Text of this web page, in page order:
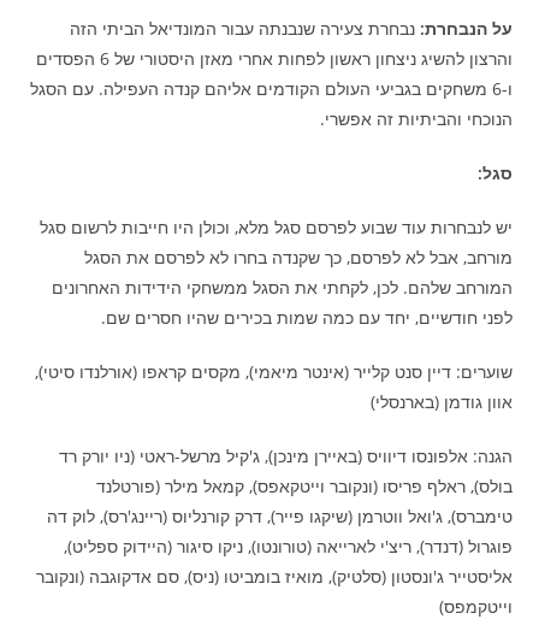
על הנבחרת: נבחרת צעירה שנבנתה עבור המונדיאל הביתי הזה
והרצון להשיג ניצחון ראשון לפחות אחרי מאזן היסטורי של 6 הפסדים
ו-6 משחקים בגביעי העולם הקודמים אליהם קנדה העפילה. עם הסגל
הנוכחי והביתיות זה אפשרי.
סגל:
יש לנבחרות עוד שבוע לפרסם סגל מלא, וכולן היו חייבות לרשום סגל
מורחב, אבל לא לפרסם, כך שקנדה בחרו לא לפרסם את הסגל
המורחב שלהם. לכן, לקחתי את הסגל ממשחקי הידידות האחרונים
לפני חודשיים, יחד עם כמה שמות בכירים שהיו חסרים שם.
שוערים: דיין סנט קלייר (אינטר מיאמי), מקסים קראפו (אורלנדו סיטי),
אוון גודמן (בארנסלי)
הגנה: אלפונסו דיוויס (באיירן מינכן), ג'קיל מרשל-ראטי (ניו יורק רד
בולס), ראלף פריסו (ונקובר וייטקאפס), קמאל מילר (פורטלנד
טימברס), ג'ואל ווטרמן (שיקגו פייר), דרק קורנליוס (ריינג'רס), לוק דה
פוגרול (דנדר), ריצ'י לארייאה (טורונטו), ניקו סיגור (היידוק ספליט),
אליסטייר ג'ונסטון (סלטיק), מואיז בומביטו (ניס), סם אדקוגבה (ונקובר
וייטקמפס)